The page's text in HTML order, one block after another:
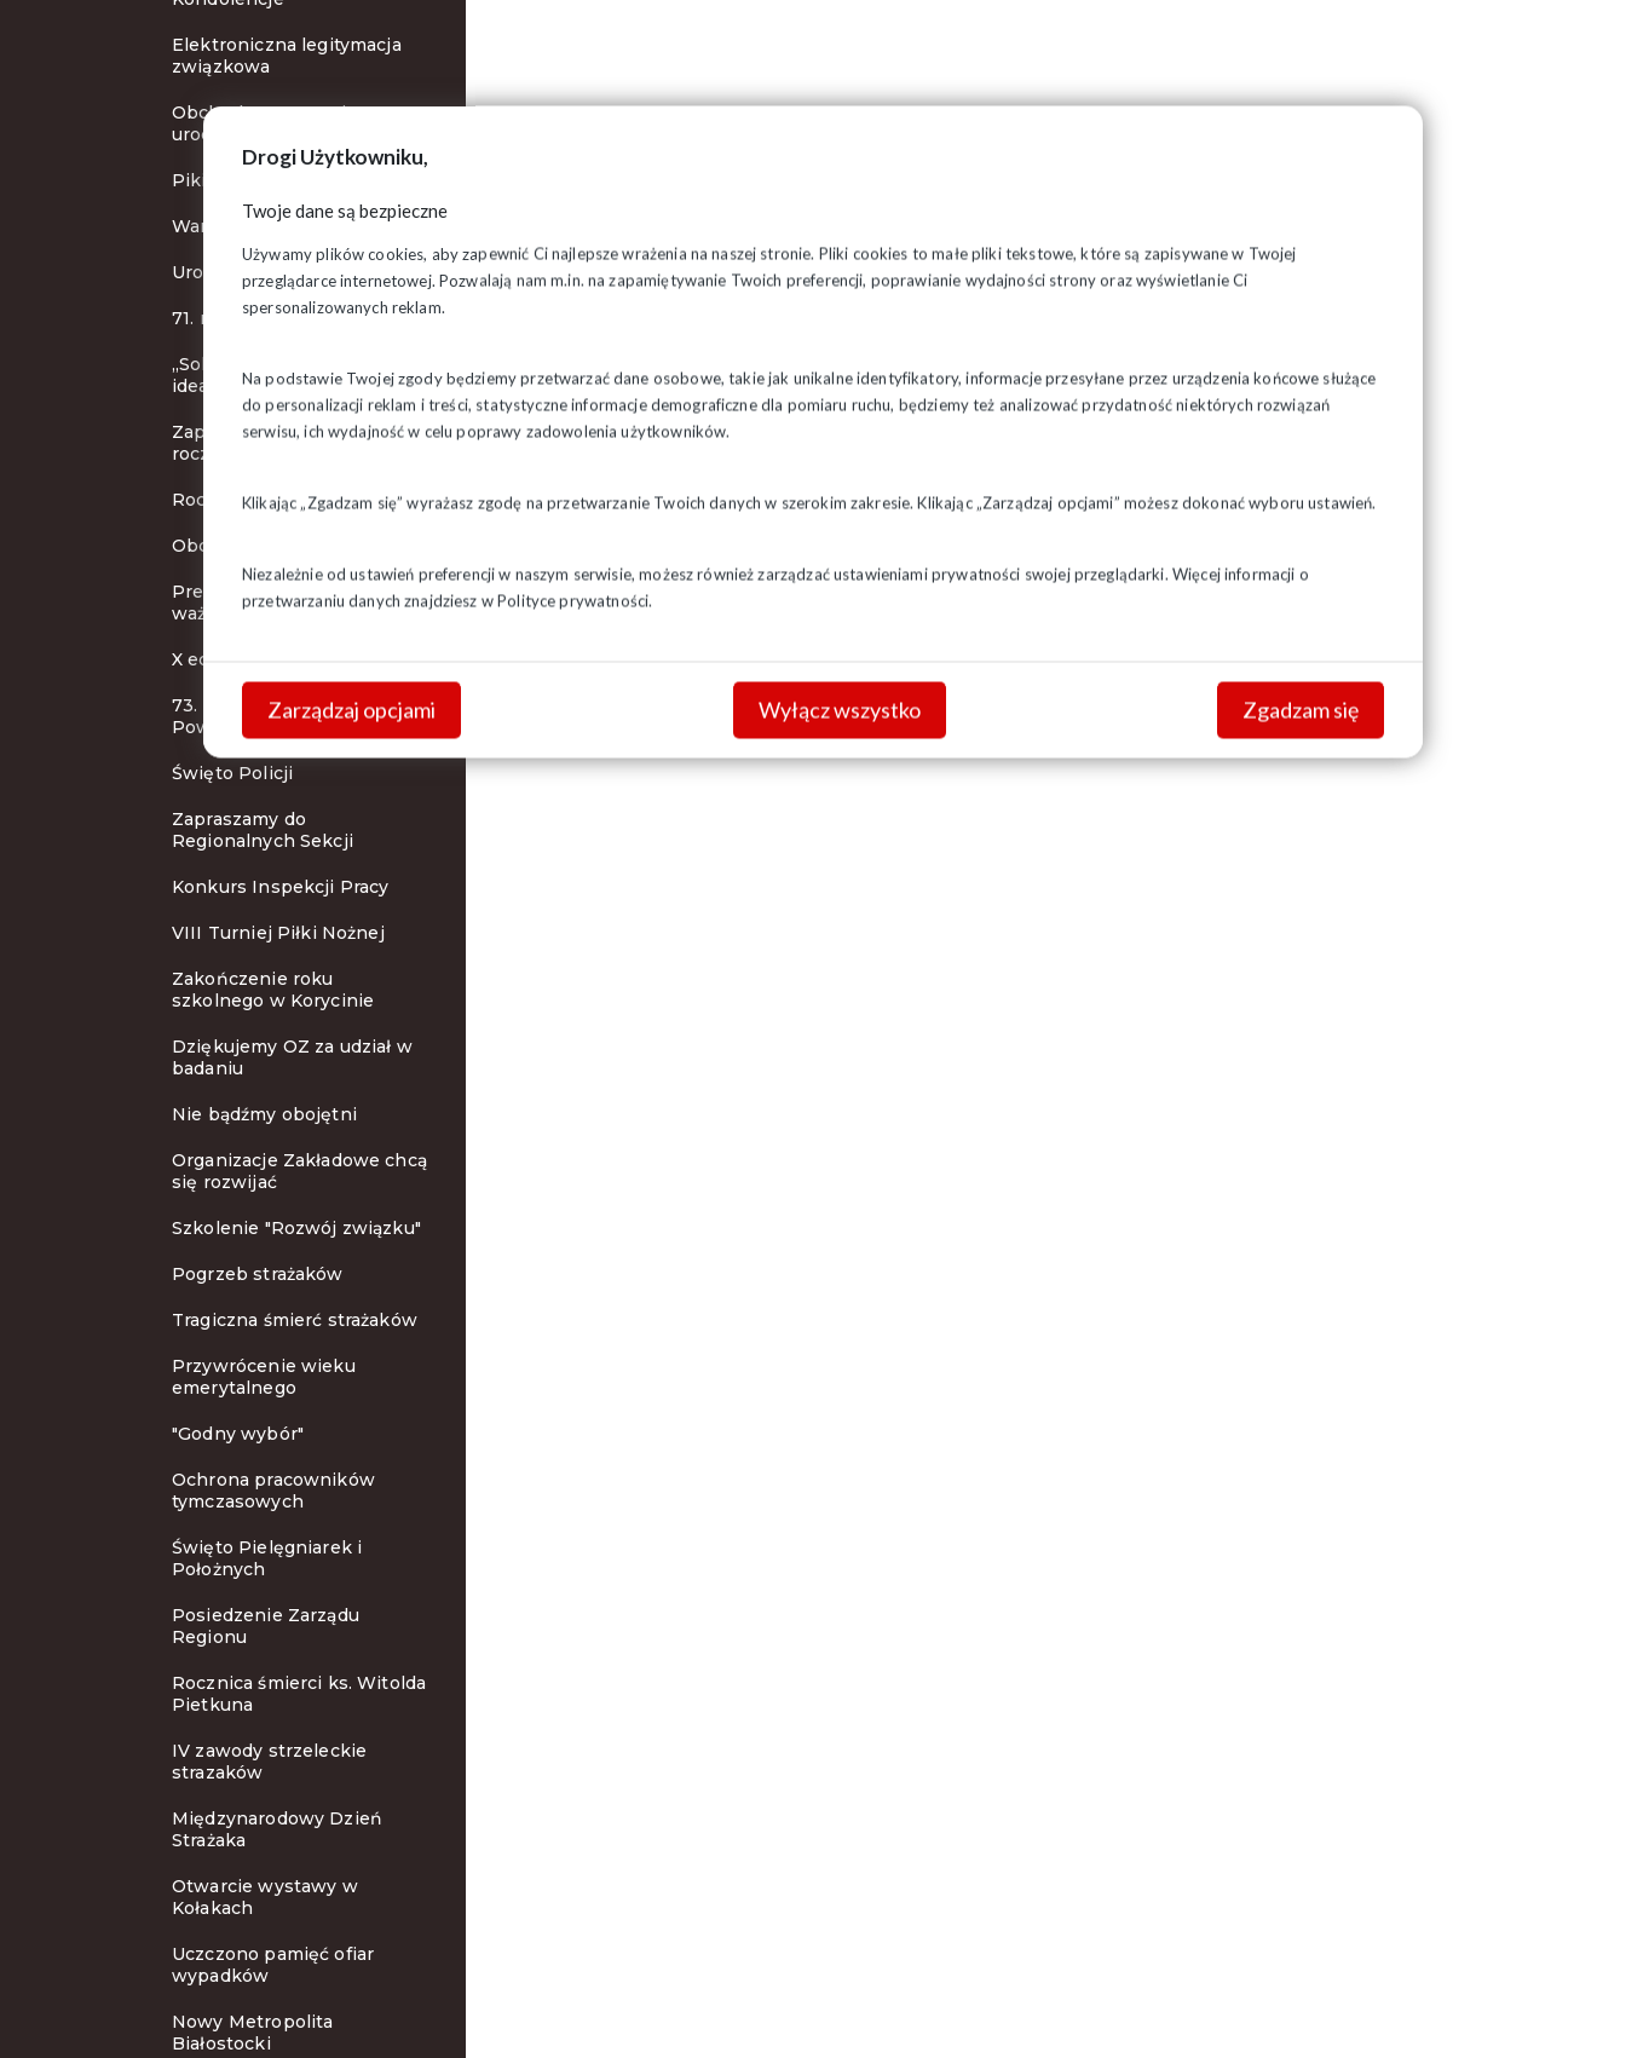
Drogi Użytkowniku,
Twoje dane są bezpieczne
Używamy plików cookies, aby zapewnić Ci najlepsze wrażenia na naszej stronie. Pliki cookies to małe pliki tekstowe, które są zapisywane w Twojej
przeglądarce internetowej. Pozwalają nam m.in. na zapamiętywanie Twoich preferencji, poprawianie wydajności strony oraz wyświetlanie Ci
spersonalizowanych reklam.
Na podstawie Twojej zgody będziemy przetwarzać dane osobowe, takie jak unikalne identyfikatory, informacje przesyłane przez urządzenia końcowe służące
do personalizacji reklam i treści, statystyczne informacje demograficzne dla pomiaru ruchu, będziemy też analizować przydatność niektórych rozwiązań
serwisu, ich wydajność w celu poprawy zadowolenia użytkowników.
Klikając „Zgadzam się” wyrażasz zgodę na przetwarzanie Twoich danych w szerokim zakresie. Klikając „Zarządzaj opcjami” możesz dokonać wyboru ustawień.
Niezależnie od ustawień preferencji w naszym serwisie, możesz również zarządzać ustawieniami prywatności swojej przeglądarki. Więcej informacji o
przetwarzaniu danych znajdziesz wPolityce prywatności.
Zarządzaj opcjami Wyłącz wszystko Zgadzam się
Elektroniczna legitymacja
związkowa
Obchody 70. rocznicy
urodzin
Pikieta protestacyjna
Warto aktywnie działać
Uroczystości rocznicowe
71. rocznica śmierci "Inki"
„Solidarność” wierna swoim
ideałom
Zaproszenie na obchody
rocznicowe
Rocznica bitwy o Białystok
Obchody 37 rocznicy
Prezydent podpisał dwie
ważne ustawy
X edycja konkursu PPP
73. rocznica wybuchu
Powstania Warszawskiego
Święto Policji
Zapraszamy do
Regionalnych Sekcji
Konkurs Inspekcji Pracy
VIII Turniej Piłki Nożnej
Zakończenie roku
szkolnego w Korycinie
Dziękujemy OZ za udział w
badaniu
Nie bądźmy obojętni
Organizacje Zakładowe chcą
się rozwijać
Szkolenie "Rozwój związku"
Pogrzeb strażaków
Tragiczna śmierć strażaków
Przywrócenie wieku
emerytalnego
"Godny wybór"
Ochrona pracowników
tymczasowych
Święto Pielęgniarek i
Położnych
Posiedzenie Zarządu
Regionu
Rocznica śmierci ks. Witolda
Pietkuna
IV zawody strzeleckie
strazaków
Międzynarodowy Dzień
Strażaka
Otwarcie wystawy w
Kołakach
Uczczono pamięć ofiar
wypadków
Nowy Metropolita
Białostocki